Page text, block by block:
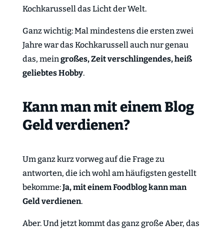
Kochkarussell das Licht der Welt.
Ganz wichtig: Mal mindestens die ersten zwei
Jahre war das Kochkarussell auch nur genau
das, mein großes, Zeit verschlingendes, heiß
geliebtes Hobby.
Kann man mit einem Blog
Geld verdienen?
Um ganz kurz vorweg auf die Frage zu
antworten, die ich wohl am häufigsten gestellt
bekomme:Ja, mit einem Foodblog kann man
Geld verdienen.
Aber. Und jetzt kommt das ganz große Aber, das